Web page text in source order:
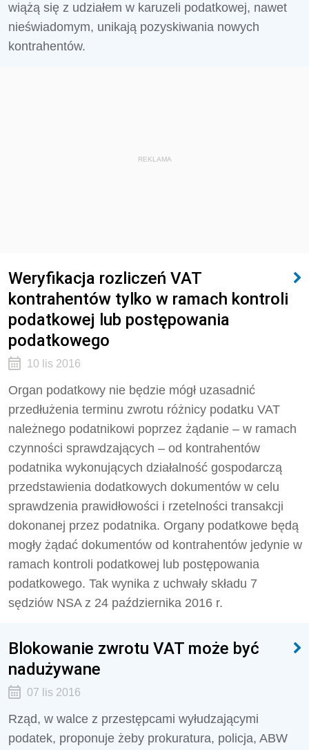
wiążą się z udziałem w karuzeli podatkowej, nawet
nieświadomym, unikają pozyskiwania nowych
kontrahentów.
REKLAMA
Weryfikacja rozliczeń VAT
kontrahentów tylko w ramach kontroli
podatkowej lub postępowania
podatkowego
10 lis 2016
Organ podatkowy nie będzie mógł uzasadnić
przedłużenia terminu zwrotu różnicy podatku VAT
należnego podatnikowi poprzez żądanie – w ramach
czynności sprawdzających – od kontrahentów
podatnika wykonujących działalność gospodarczą
przedstawienia dodatkowych dokumentów w celu
sprawdzenia prawidłowości i rzetelności transakcji
dokonanej przez podatnika. Organy podatkowe będą
mogły żądać dokumentów od kontrahentów jedynie w
ramach kontroli podatkowej lub postępowania
podatkowego. Tak wynika z uchwały składu 7
sędziów NSA z 24 października 2016 r.
Blokowanie zwrotu VAT może być
nadużywane
07 lis 2016
Rząd, w walce z przestępcami wyłudzającymi
podatek, proponuje żeby prokuratura, policja, ABW